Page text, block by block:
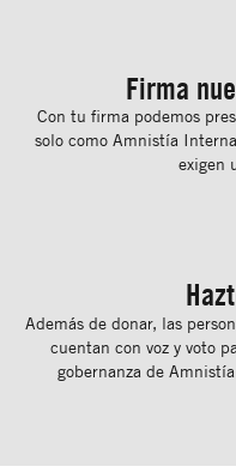
Firma
Con tu ﬁrma podemos
solo como Amnistía
exigen
Además de donar, las
cuentan con voz y voto
gobernanza de